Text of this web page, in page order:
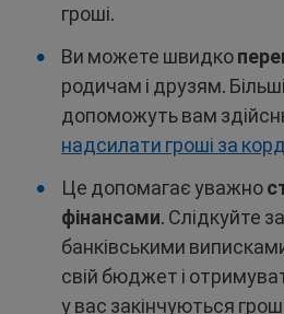
гроші.
Ви можете швидко
родичам і друзям.
допоможуть вам
надсилати гроші за
Це допомагає уважно
фінансами. Слідкуйте
банківськими
свій бюджет і
у вас закінчуються